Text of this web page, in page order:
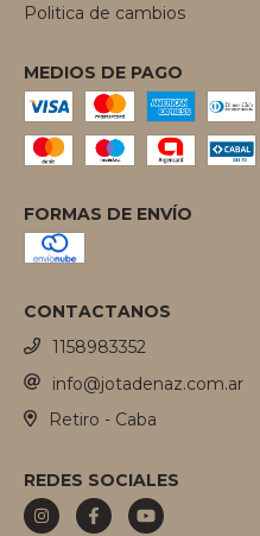
Politica de cambios
MEDIOS DE PAGO
FORMAS DE ENVÍO
CONTACTANOS
1158983352
info@jotadenaz.com.ar
Retiro - Caba
REDES SOCIALES